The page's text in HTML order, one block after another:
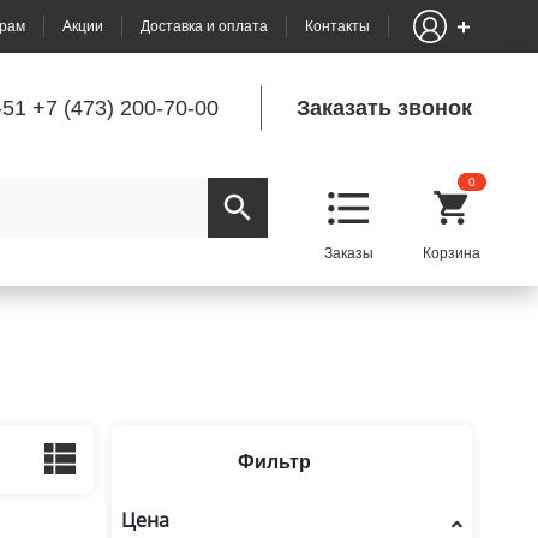
Акции Доставка и оплата Контакты
+7 (473) 200-70-00 Заказать звонок
0
Фильтр
Цена